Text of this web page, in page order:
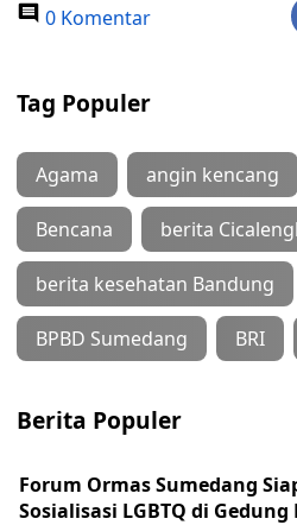
0 Komentar
Tag Populer
Agama angin kencang
Bencana berita
berita kesehatan Bandung
BPBD Sumedang BRI
Berita Populer
Forum Ormas Sumedang
Sosialisasi LGBTQ di Gedung